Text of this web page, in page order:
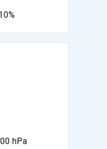
10%
hPa